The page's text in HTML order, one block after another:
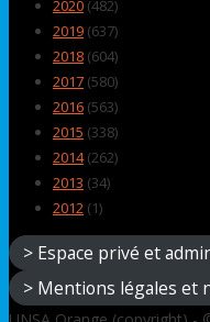
2020 (482)
2019 (637)
2018 (604)
2017 (580)
2016 (563)
2015 (338)
2014(262)
2013 (34)
2012 (1)
> Espace privé et
> Mentions légales et